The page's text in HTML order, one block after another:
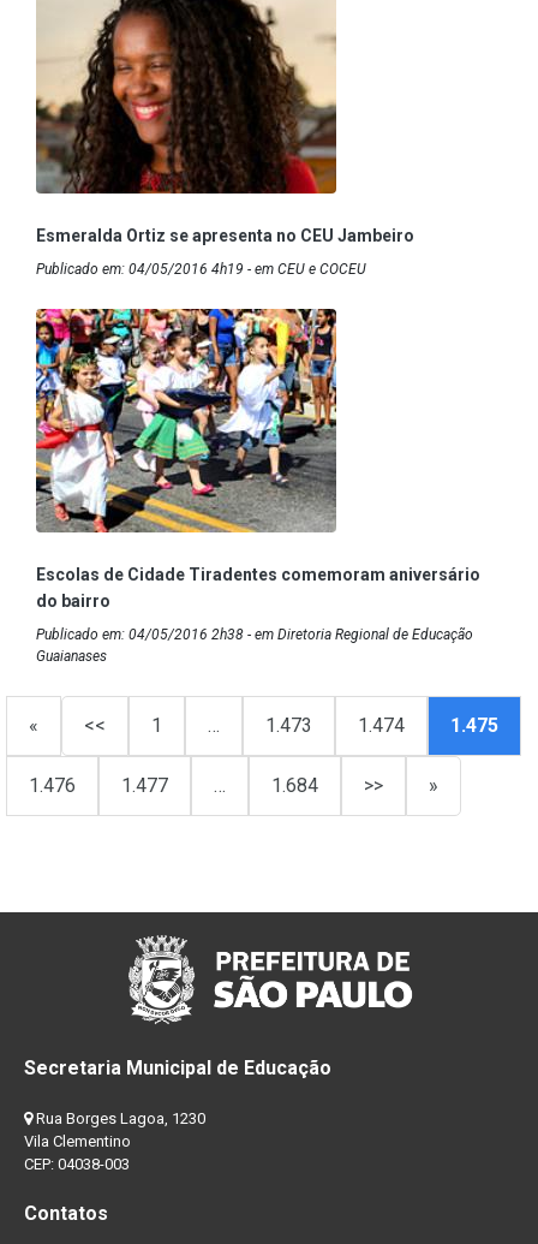
Esmeralda Ortiz se apresenta no CEU Jambeiro
Publicado em: 04/05/2016 4h19 - em CEU e COCEU
Escolas de Cidade Tiradentes comemoram aniversário
do bairro
Publicado em: 04/05/2016 2h38 - em Diretoria Regional de Educação
Guaianases
« << 1 … 1.473 1.474 1.475
1.476 1.477 … 1.684 >> »
Secretaria Municipal de Educação
Rua Borges Lagoa, 1230
Vila Clementino
CEP: 04038-003
Contatos